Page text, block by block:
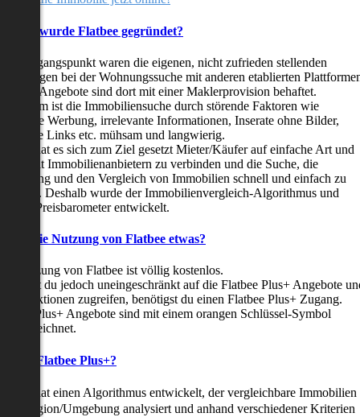
wurde Flatbee gegründet?
Ausgangspunkt waren die eigenen, nicht zufrieden stellenden
bei der Wohnungssuche mit anderen etablierten
alle Angebote sind dort mit einer Maklerprovision behaftet.
ist die Immobiliensuche durch störende Faktoren wie
Werbung, irrelevante Informationen, Inserate ohne Bilder,
Links etc. mühsam und langwierig.
hat es sich zum Ziel gesetzt Mieter/Käufer auf einfache Art und
mit Immobilienanbietern zu verbinden und die Suche, die
und den Vergleich von Immobilien schnell und einfach zu
Deshalb wurde der Immobilienvergleich-Algorithmus und
Preisbarometer entwickelt.
die Nutzung von Flatbee etwas?
Nutzung von Flatbee ist völlig kostenlos.
du jedoch uneingeschränkt auf die Flatbee Plus+ Angebote
zugreifen, benötigst du einen Flatbee Plus+ Zugang.
Plus+ Angebote sind mit einem orangen Schlüssel-Symbol
ist Flatbee Plus+?
hat einen Algorithmus entwickelt, der vergleichbare Immobilien
Region/Umgebung analysiert und anhand verschiedener Kriterien